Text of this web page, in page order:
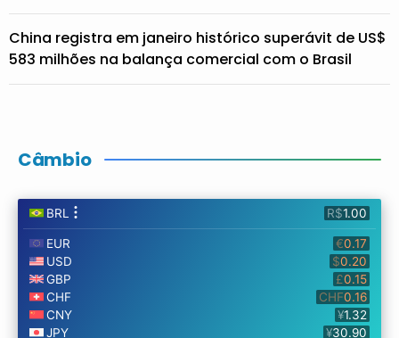
China registra em janeiro histórico superávit de US$
583 milhões na balança comercial com o Brasil
Câmbio